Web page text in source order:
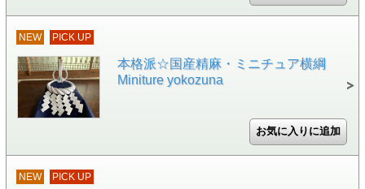
NEW PICK UP
本格派☆国産精麻・ミニチュア横綱
Miniture yokozuna
NEW PICK UP